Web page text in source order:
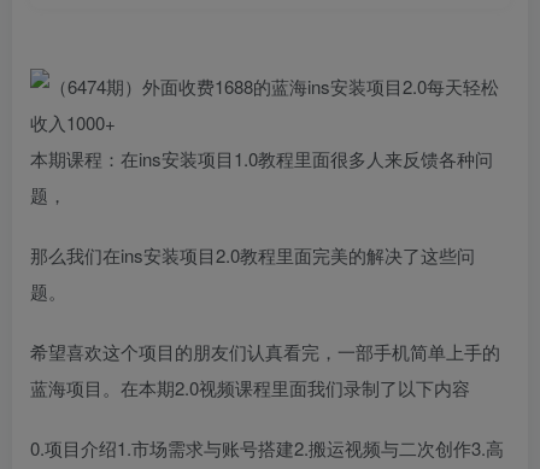
本期课程：在ins安装项目1.0教程里面很多人来反馈各种问
题，
那么我们在ins安装项目2.0教程里面完美的解决了这些问
题。
希望喜欢这个项目的朋友们认真看完，一部手机简单上手的
蓝海项目。在本期2.0视频课程里面我们录制了以下内容
0.项目介绍1.市场需求与账号搭建2.搬运视频与二次创作3.高